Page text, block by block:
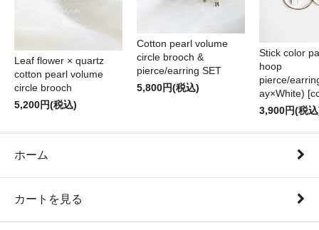
Leaf flower × quartz
cotton pearl volume
circle brooch
5,200円(税込)
Cotton pearl volume
circle brooch &
pierce/earring SET
5,800円(税込)
Stick color
hoop
pierce/
ay×White)
3,900円(税
ホーム
カートを見る